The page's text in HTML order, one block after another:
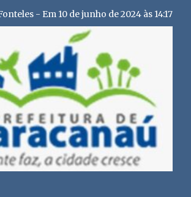
- Em 10 de junho de 2024 às 14:17